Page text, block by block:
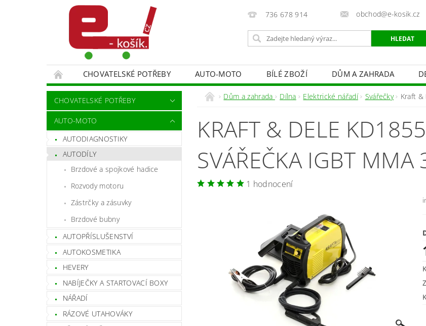
736 678 914 obchod@e-kosik.cz
CHOVATELSKÉ POTŘEBY AUTO-MOTO BÍLÉ ZBOŽÍ DŮM A ZAHRADA
MALÍŘSKÉ NÁŘADÍ DOPLŇKY
MONITOROVACÍ TECHNIKA A ALARMY OSVĚTLENÍ
SPORT A TURISTIKA
DĚTSKÉ ZBOŽÍ
CHOVATELSKÉ POTŘEBY
AUTO-MOTO
AUTODIAGNOSTIKY
AUTODÍLY
Brzdové a spojkové hadice
Rozvody motoru
Zástrčky a zásuvky
Brzdové bubny
AUTOPŘÍSLUŠENSTVÍ
AUTOKOSMETIKA
HEVERY
NABÍJEČKY A STARTOVACÍ BOXY
NÁŘADÍ
RÁZOVÉ UTAHOVÁKY
Dům a zahrada Dílna Elektrické nářadí Svářečky Kraft &
KRAFT & DELE
SVÁŘEČKA IGBT MMA
1 hodnocení